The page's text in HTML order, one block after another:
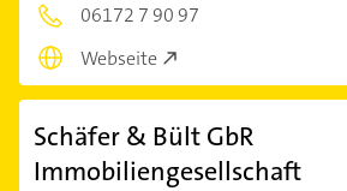
06172 7 90 97
Webseite
Schäfer & Bült GbR
Immobiliengesellschaft